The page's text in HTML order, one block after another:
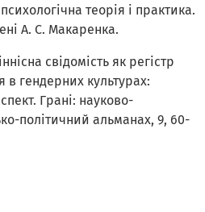
теорія і практика.
А. С. Макаренка.
свідомість як регістр
в гендерних культурах:
Грані: науково-
політичний альманах, 9, 60-